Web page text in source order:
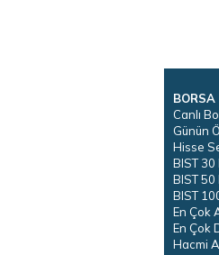
BORSA
Canlı
Günün
Hisse
BIST
BIST
BIST
En Çok
En Çok
Hacmi